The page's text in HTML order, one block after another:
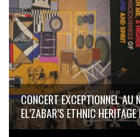
CONCERT EXCEPTIONNEL
EL’ZABAR’S ETHNIC